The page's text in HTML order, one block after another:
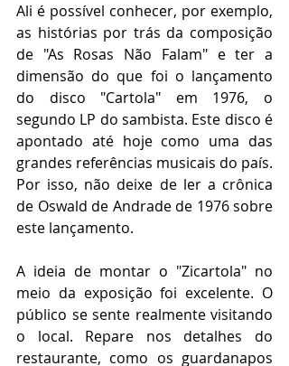
Ali é possível conhecer, por exemplo,
as histórias por trás da composição
de "As Rosas Não Falam" e ter a
dimensão do que foi o lançamento
do disco "Cartola" em 1976, o
segundo LP do sambista. Este disco é
apontado até hoje como uma das
grandes referências musicais do país.
Por isso, não deixe de ler a crônica
de Oswald de Andrade de 1976 sobre
este lançamento.
A ideia de montar o "Zicartola" no
meio da exposição foi excelente. O
público se sente realmente visitando
o local. Repare nos detalhes do
restaurante, como os guardanapos